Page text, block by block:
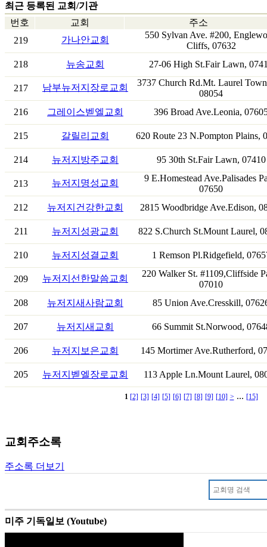
최근 등록된 교회/기관
번호
교회
주소
219
가나안교회
550 Sylvan Ave. #200,
Cliffs, 07632
218
뉴송교회 27-06 High St.Fair Lawn,
217 남부뉴저지장로교회
3737 Church Rd.Mt. Laurel
08054
216
그레이스벧엘교회 396 Broad Ave.Leonia,
215 갈릴리교회 620 Route 23 N.Pompton Plains,
214 뉴저지방주교회 95 30th St.Fair Lawn, 07410
213 뉴저지명성교회
9 E.Homestead Ave.Palisades
07650
212
뉴저지건강한교회 2815 Woodbridge Ave.Edison,
211 뉴저지성광교회 822 S.Church St.Mount Laurel,
210 뉴저지성결교회 1 Remson Pl.Ridgefield,
209 뉴저지선한말씀교회
220 Walker St. #1109,Cliffside
07010
208
뉴저지새사람교회 85 Union Ave.Cresskill,
207 뉴저지새교회 66 Summit St.Norwood,
206 뉴저지보은교회 145 Mortimer Ave.Rutherford,
205 뉴저지벧엘장로교회 113 Apple Ln.Mount Laurel,
1 [2] [3] [4] [5] [6] [7] [8] [9] [10] > ... [15]
교회주소록
주소록 더보기
미주 기독일보 (Youtube)